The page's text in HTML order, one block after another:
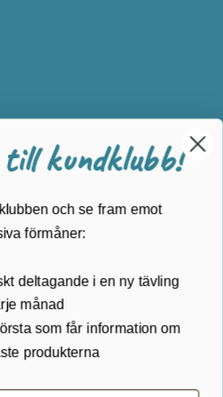
kundklubb!
och se fram emot
förmåner:
deltagande i en ny tävling
månad
som får information om
produkterna